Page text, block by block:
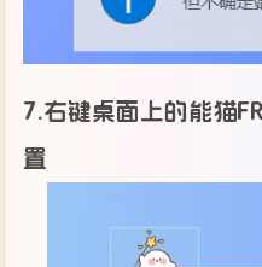
7.右键桌面上的能猫
置